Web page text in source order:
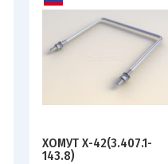
ХОМУТ Х-42(3.407.1-
143.8)